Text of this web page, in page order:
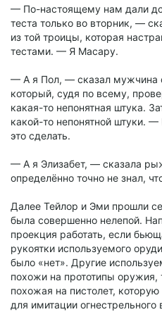
— По-настоящему нам дали
теста только во вторник, —
из той троицы, которая
тестами. — Я Масару.
— А я Пол, — сказал мужчина
который, судя по всему,
какая-то непонятная штука.
какой-то непонятной штуки.
это сделать.
— А я Элизабет, — сказала
определённо точно не знал,
Далее Тейлор и Эми прошли
была совершенно нелепой.
проекция работать, если
рукоятки используемого
было «нет». Другие
похожи на прототипы оружия,
похожая на пистолет,
для имитации